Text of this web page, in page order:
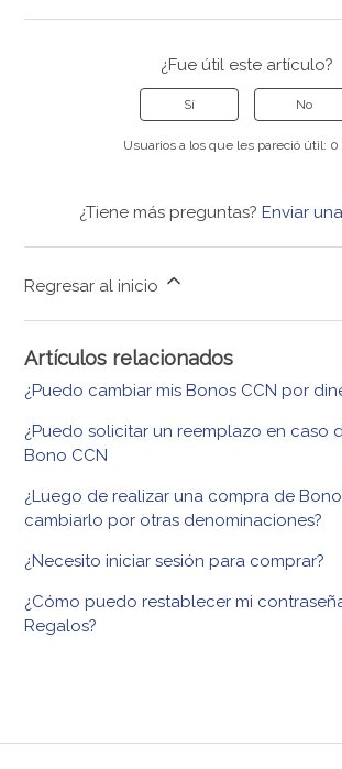
¿Fue útil este artículo?
Sí No
Usuarios a los que les pareció útil: 0
¿Tiene más preguntas? Enviar
Regresar al inicio
Artículos relacionados
¿Puedo cambiar mis Bonos CCN por
¿Puedo solicitar un reemplazo en caso
Bono CCN
¿Luego de realizar una compra de
cambiarlo por otras denominaciones?
¿Necesito iniciar sesión para comprar?
¿Cómo puedo restablecer mi
Regalos?